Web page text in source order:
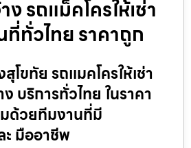
รถแม็คโครให้เช่า
ทั่วไทย ราคาถูก
โขทัย รถแมคโครให้เช่า
บริการทั่วไทย ในราคา
ด้วยทีมงานที่มี
มืออาชีพ